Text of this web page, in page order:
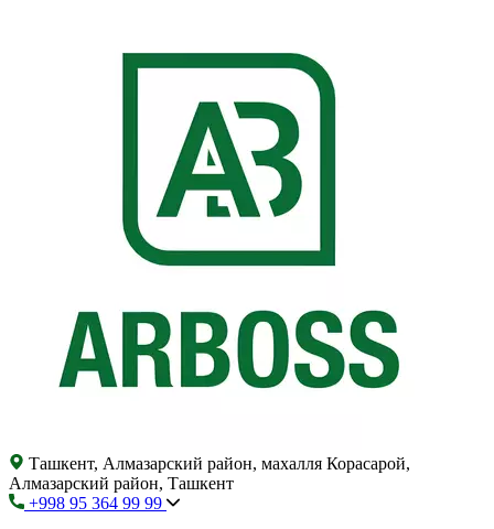
Ташкент, Алмазарский район, махалля Корасарой,
Алмазарский район, Ташкент
+998 95 364 99 99